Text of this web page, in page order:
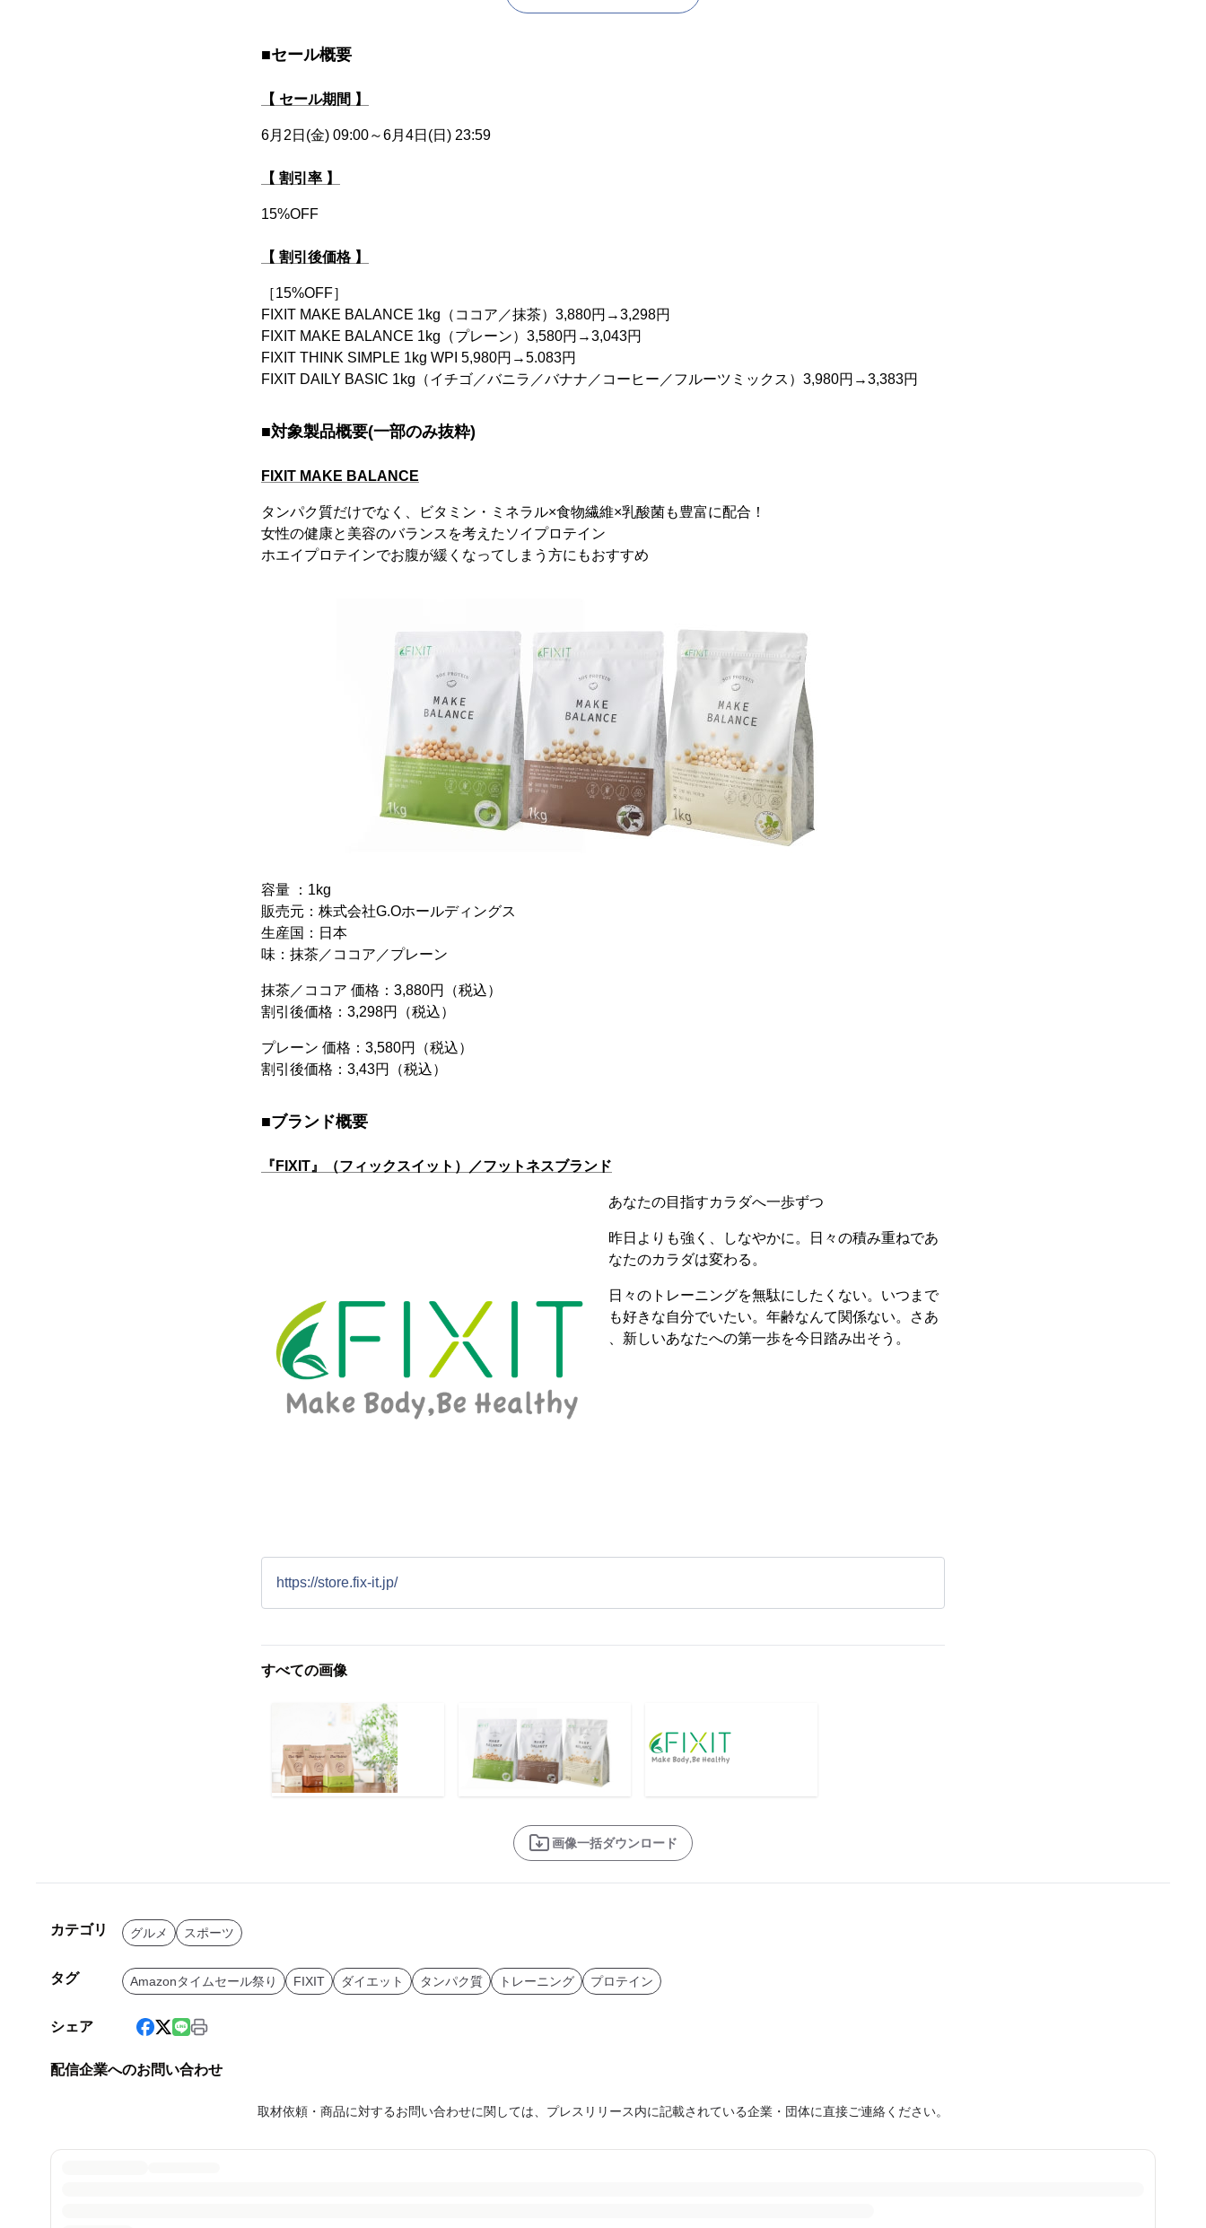
■セール概要
【 セール期間 】
6月2日(金) 09:00～6月4日(日) 23:59
【 割引率 】
15%OFF
【 割引後価格 】
［15%OFF］
FIXIT MAKE BALANCE 1kg（ココア／抹茶）3,880円→3,298円
FIXIT MAKE BALANCE 1kg（プレーン）3,580円→3,043円
FIXIT THINK SIMPLE 1kg WPI 5,980円→5.083円
FIXIT DAILY BASIC 1kg（イチゴ／バニラ／バナナ／コーヒー／フルーツミックス）3,980円→3,383円
■対象製品概要(一部のみ抜粋)
FIXIT MAKE BALANCE
タンパク質だけでなく、ビタミン・ミネラル×食物繊維×乳酸菌も豊富に配合！
女性の健康と美容のバランスを考えたソイプロテイン
ホエイプロテインでお腹が緩くなってしまう方にもおすすめ
容量 ：1kg
販売元：株式会社G.Oホールディングス
生産国：日本
味：抹茶／ココア／プレーン
抹茶／ココア 価格：3,880円（税込）
割引後価格：3,298円（税込）
プレーン 価格：3,580円（税込）
割引後価格：3,43円（税込）
■ブランド概要
『FIXIT』（フィックスイット）／フットネスブランド
あなたの目指すカラダへ一歩ずつ
昨日よりも強く、しなやかに。日々の積み重ねであ
なたのカラダは変わる。
日々のトレーニングを無駄にしたくない。いつまで
も好きな自分でいたい。年齢なんて関係ない。さあ
、新しいあなたへの第一歩を今日踏み出そう。
https://store.fix-it.jp/
すべての画像
画像一括ダウンロード
カテゴリ グルメ スポーツ
タグ Amazonタイムセール祭り FIXIT ダイエット タンパク質 トレーニング プロテイン
シェア
配信企業へのお問い合わせ
取材依頼・商品に対するお問い合わせに関しては、プレスリリース内に記載されている企業・団体に直接ご連絡ください。